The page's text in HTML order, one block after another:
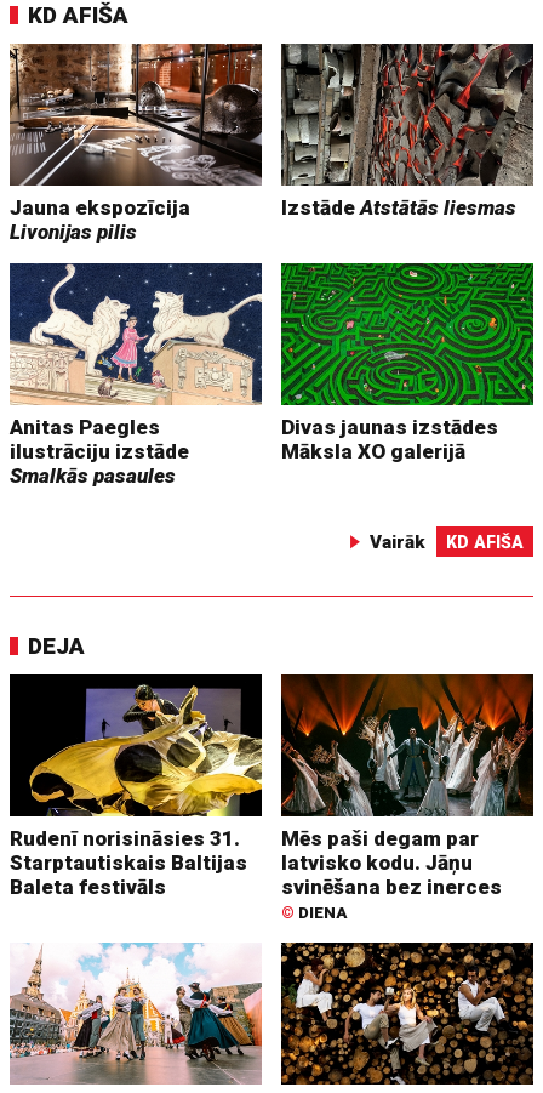
KD AFIŠA
Jauna ekspozīcija
Livonijas pilis
IzstādeAtstātās liesmas
Anitas Paegles
ilustrāciju izstāde
Smalkās pasaules
Divas jaunas izstādes
Māksla XO galerijā
Vairāk KD AFIŠA
DEJA
Rudenī norisināsies 31.
Starptautiskais Baltijas
Baleta festivāls
Mēs paši degam par
latvisko kodu. Jāņu
svinēšana bez inerces
© DIENA